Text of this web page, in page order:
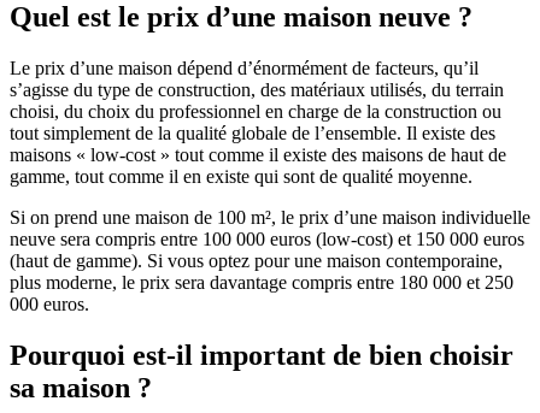
Quel est le prix d’une maison neuve ?
Le prix d’une maison dépend d’énormément de facteurs, qu’il
s’agisse du type de construction, des matériaux utilisés, du terrain
choisi, du choix du professionnel en charge de la construction ou
tout simplement de la qualité globale de l’ensemble. Il existe des
maisons « low-cost » tout comme il existe des maisons de haut de
gamme, tout comme il en existe qui sont de qualité moyenne.
Si on prend une maison de 100 m², le prix d’une maison individuelle
neuve sera compris entre 100 000 euros (low-cost) et 150 000 euros
(haut de gamme). Si vous optez pour une maison contemporaine,
plus moderne, le prix sera davantage compris entre 180 000 et 250
000 euros.
Pourquoi est-il important de bien choisir
sa maison ?